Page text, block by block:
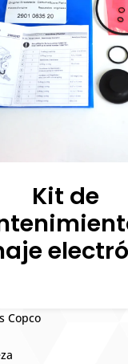
Kit de
Copco